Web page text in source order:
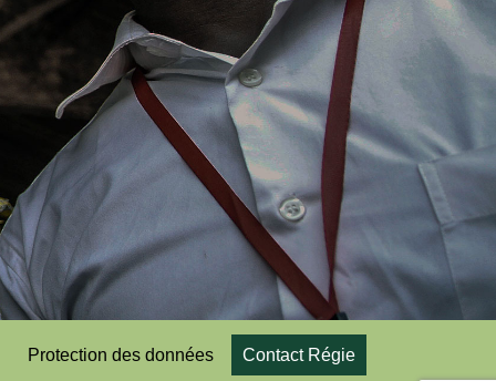
Protection des données Contact Régie